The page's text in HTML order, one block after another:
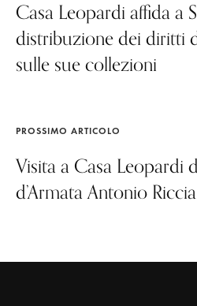
Casa Leopardi affida a
distribuzione dei diritti
sulle sue collezioni
PROSSIMO ARTICOLO
Visita a Casa Leopardi
d’Armata Antonio